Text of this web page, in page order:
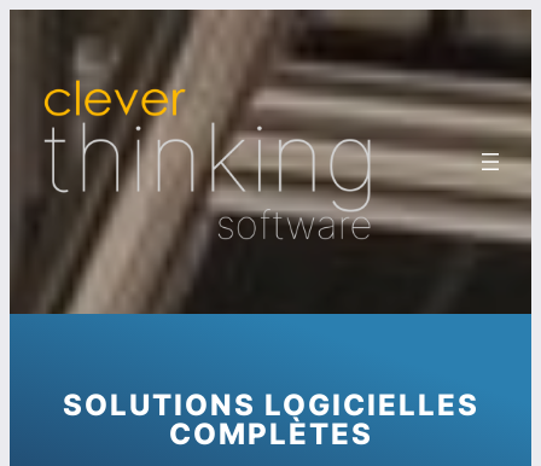
SOLUTIONS LOGICIELLES
COMPLÈTES